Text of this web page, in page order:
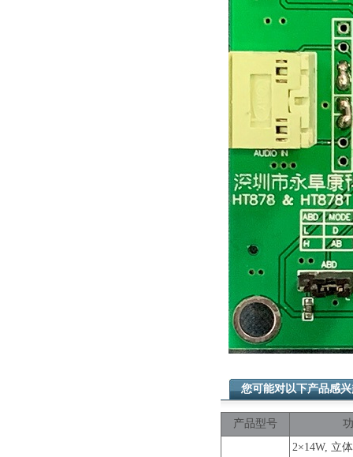
您可能对以下产品感
产品型号
2×14W, 立